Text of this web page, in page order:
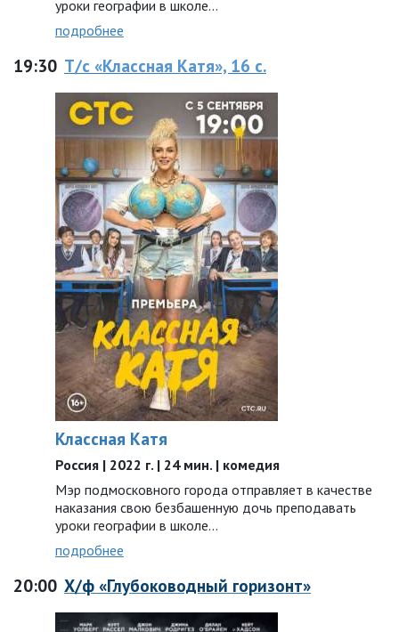
уроки географии в школе…
подробнее
19:30 Т/с «Классная Катя», 16 с.
Классная Катя
Россия | 2022 г. | 24 мин. | комедия
Мэр подмосковного города отправляет в качестве
наказания свою безбашенную дочь преподавать
уроки географии в школе…
подробнее
20:00 Х/ф «Глубоководный горизонт»